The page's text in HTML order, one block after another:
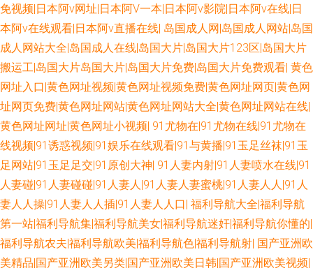
日韩电影色色 熟女双飞网 91在线老司机 91在线观看视频 精品一二三专区 中
日韩欧美色图 欧美性交一区二区 天堂Av电影官网 白丝喷水网站 韩国av在线
网址 久久人阁 福利影院导航 伪娘网站黄色 黄色图片综合网 51无码视频 99
自偷自拍做爱 欧美性爱亚州影院 91青青视屏 麻豆MV免费观看 欧美色色网
成人秀场 老司机狠肏 五月天激情人体 黄色网入口站91 欧美性爱人与兽 九一
一二国产 欧美性爱二三四区 日本污网站 国产超碰人人 人摸人人超碰日本 97
在线视频国产 五月瑟瑟导航 午夜福利电影图片 国产日逼免费视频 玖玖玖玖
免视频|日本阿v网址|日本阿V一本|日本阿v影院|日本阿v在线|日
本阿v在线观看|日本阿v直播在线| 岛国成人网|岛国成人网站|岛国
成人网站大全|岛国成人在线|岛国大片|岛国大片123区|岛国大片
搬运工|岛国大片岛国大片|岛国大片免费|岛国大片免费观看| 黄色
网址入口|黄色网址视频|黄色网址视频免费|黄色网址网页|黄色网
址网页免费|黄色网址网站|黄色网址网站大全|黄色网址网站在线|
黄色网址网址|黄色网址小视频| 91尤物在|91尤物在线|91尤物在
线视频|91诱惑视频|91娱乐在线观看|91与黄播|91玉足丝袜|91玉
足网站|91玉足足交|91原创大神| 91人妻内射|91人妻喷水在线|91
人妻碰|91人妻碰碰|91人妻人|91人妻人妻蜜桃|91人妻人人|91人
妻人人操|91人妻人人插|91人妻人人口| 福利导航大全|福利导航
第一站|福利导航集|福利导航美女|福利导航迷奸|福利导航你懂的|
福利导航农夫|福利导航欧美|福利导航色|福利导航射| 国产亚洲欧
美精品|国产亚洲欧美另类|国产亚洲欧美日韩|国产亚洲欧美视频|